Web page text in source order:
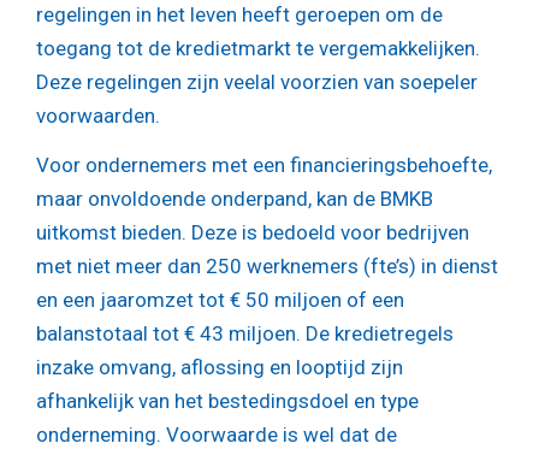
regelingen in het leven heeft geroepen om de
toegang tot de kredietmarkt te vergemakkelijken.
Deze regelingen zijn veelal voorzien van soepeler
voorwaarden.
Voor ondernemers met een financieringsbehoefte,
maar onvoldoende onderpand, kan de BMKB
uitkomst bieden. Deze is bedoeld voor bedrijven
met niet meer dan 250 werknemers (fte’s) in dienst
en een jaaromzet tot € 50 miljoen of een
balanstotaal tot € 43 miljoen. De kredietregels
inzake omvang, aflossing en looptijd zijn
afhankelijk van het bestedingsdoel en type
onderneming. Voorwaarde is wel dat de